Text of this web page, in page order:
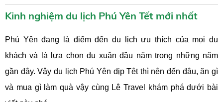
Kinh nghiệm du lịch Phú Yên Tết mới nhất
Phú Yên đang là điểm đến du lịch ưu thích của mọi du
khách và là lựa chọn du xuân đầu năm trong những năm
gần đây. Vậy du lịch Phú Yên dịp Têt thì nên đến đâu, ăn gì
và mua gì làm quà vậy cùng Lê Travel khám phá dưới bài